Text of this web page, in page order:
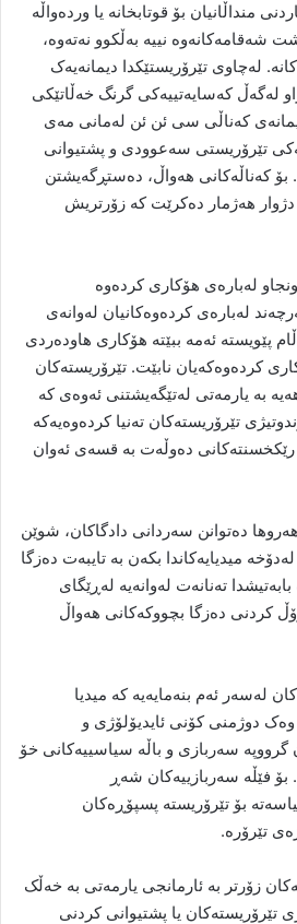
منداڵانیان بۆ قوتابخانە یا وردەواڵە
شەقامەکانەوە نییە بەڵکوو نەتەوە،
لەچاوی تێرۆریستێکدا دیمانەیەک
لەگەڵ کەسایەتییەکی گرنگ خەڵاتێکی
کەناڵی سی ئن ئن لەمانی مەی
نارازییەکی تێرۆریستی سەعوودی و پشتیوانی
بۆ کەناڵەکانی هەواڵ، دەستڕگەیشتن
هەژمار دەکرێت کە زۆرتریش
لەبارەی هۆکاری کردەوە
لەبارەی کردەوەکانیان لەوانەی
پێویستە ئەمە ببێتە هۆکاری هاودەردی
کردەوەکەیان نابێت. تێرۆریستەکان
بە یارمەتی لەتێگەیشتنی ئەوەی کە
تێرۆریستەکان تەنیا کردەوەیەکە
رێکخسنتەکانی دەوڵەت بە قسەی ئەوان
دەتوانن سەردانی دادگاکان، شوێن
میدیایەکاندا بکەن بە تایبەت دەزگا
تەنانەت لەوانەیە لەڕێگای
کردنی دەزگا بچووکەکانی هەواڵ
لەسەر ئەم بنەمایەیە کە میدیا
دوژمنی کۆنی ئایدیۆلۆژی و
گرووپە سەربازی و باڵە سیاسییەکانی خۆ
فێڵە سەربازییەکان شەڕ
بۆ تێرۆریستە پسپۆڕەکان
تێرۆرە.
زۆرتر بە ئارمانجی یارمەتی بە خەڵک
تێرۆریستەکان یا پشتیوانی کردنی